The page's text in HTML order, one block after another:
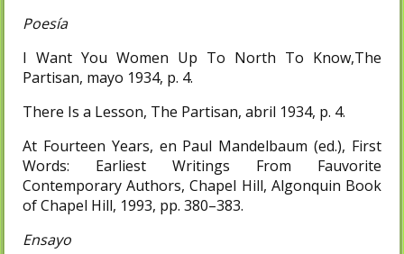
Poesía
I Want You Women Up To North To Know,The
Partisan, mayo 1934, p. 4.
There Is a Lesson, The Partisan, abril 1934, p. 4.
At Fourteen Years, en Paul Mandelbaum (ed.), First
Words: Earliest Writings From Fauvorite
Contemporary Authors, Chapel Hill, Algonquin Book
of Chapel Hill, 1993, pp. 380–383.
Ensayo